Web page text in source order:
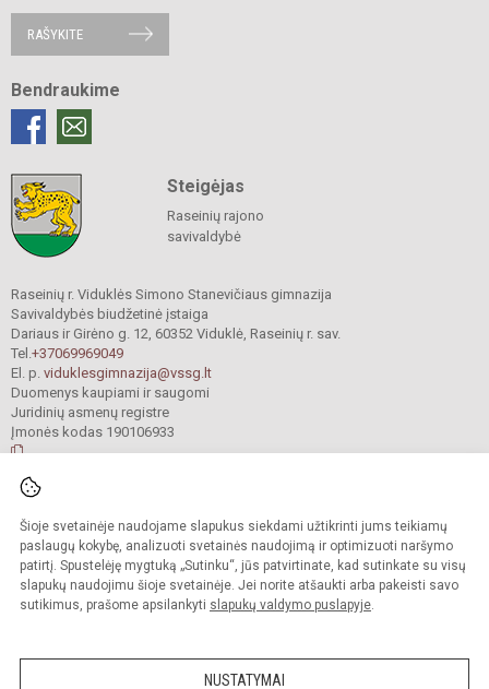
Šioje svetainėje naudojame slapukus siekdami užtikrinti jums teikiamų
paslaugų kokybę, analizuoti svetainės naudojimą ir optimizuoti naršymo
patirtį. Spustelėję mygtuką „Sutinku“, jūs patvirtinate, kad sutinkate su visų
slapukų naudojimu šioje svetainėje. Jei norite atšaukti arba pakeisti savo
sutikimus, prašome apsilankyti slapukų valdymo puslapyje.
NUSTATYMAI
RAŠYKITE
Bendraukime
Steigėjas
Raseinių rajono
savivaldybė
Raseinių r. Viduklės Simono Stanevičiaus gimnazija
Savivaldybės biudžetinė įstaiga
Dariaus ir Girėno g. 12, 60352 Viduklė, Raseinių r. sav.
Tel. +37069969049
El. p. viduklesgimnazija@vssg.lt
Duomenys kaupiami ir saugomi
Juridinių asmenų registre
Įmonės kodas 190106933
saugomos.
Kopijuoti turinį be raštiško gimnazijos sutikimo griežtai draudžiama.
Prieinamumo paraiška Slapukų valdymas
Sumanus būdas atnaujinti